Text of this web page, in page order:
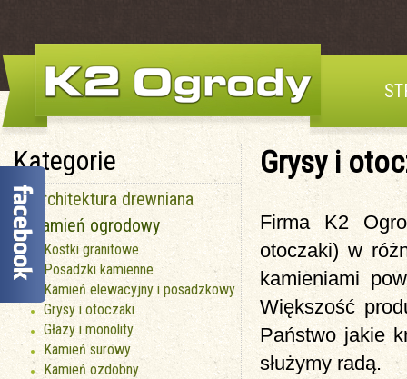
Kategorie
Architektura drewniana
Kamień ogrodowy
Kostki granitowe
Posadzki kamienne
Kamień elewacyjny i posadzkowy
Grysy i otoczaki
Głazy i monolity
Kamień surowy
Kamień ozdobny
Grysy i
Firma K2
otoczaki) w
kamieniami
Większość
Państwo jakie
służymy radą.